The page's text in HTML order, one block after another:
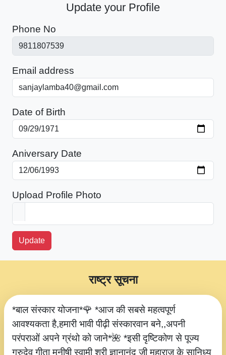
Update your Profile
Phone No
Email address
Date of Birth
Aniversary Date
Upload Profile Photo
Update
*बाल संस्कार योजना*🌹 *आज की सबसे महत्वपूर्ण
आवश्यकता है,हमारी भावी पीढ़ी संस्कारवान बने,,अपनी
परंपराओं अपने ग्रंथो को जाने*🌺 *इसी दृष्टिकोण से पूज्य
गुरुदेव गीता मनीषी स्वामी श्री ज्ञानानंद जी महाराज के सानिध्य
राष्ट्र सूचना